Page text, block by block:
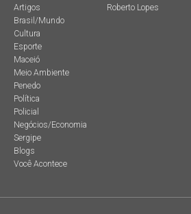
Artigos
Brasil/Mundo
Cultura
Esporte
Maceió
Meio Ambiente
Penedo
Política
Policial
Negócios/Economia
Sergipe
Blogs
Você Acontece
Roberto Lopes